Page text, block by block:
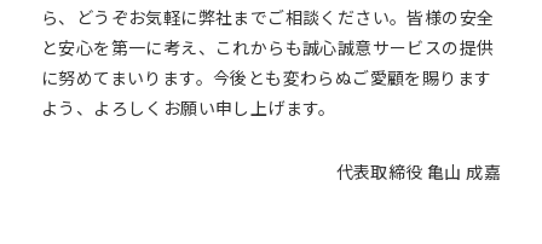
ら、どうぞお気軽に弊社までご相談ください。皆様の安全
と安心を第一に考え、これからも誠心誠意サービスの提供
に努めてまいります。今後とも変わらぬご愛顧を賜ります
よう、よろしくお願い申し上げます。
代表取締役 亀山 成嘉